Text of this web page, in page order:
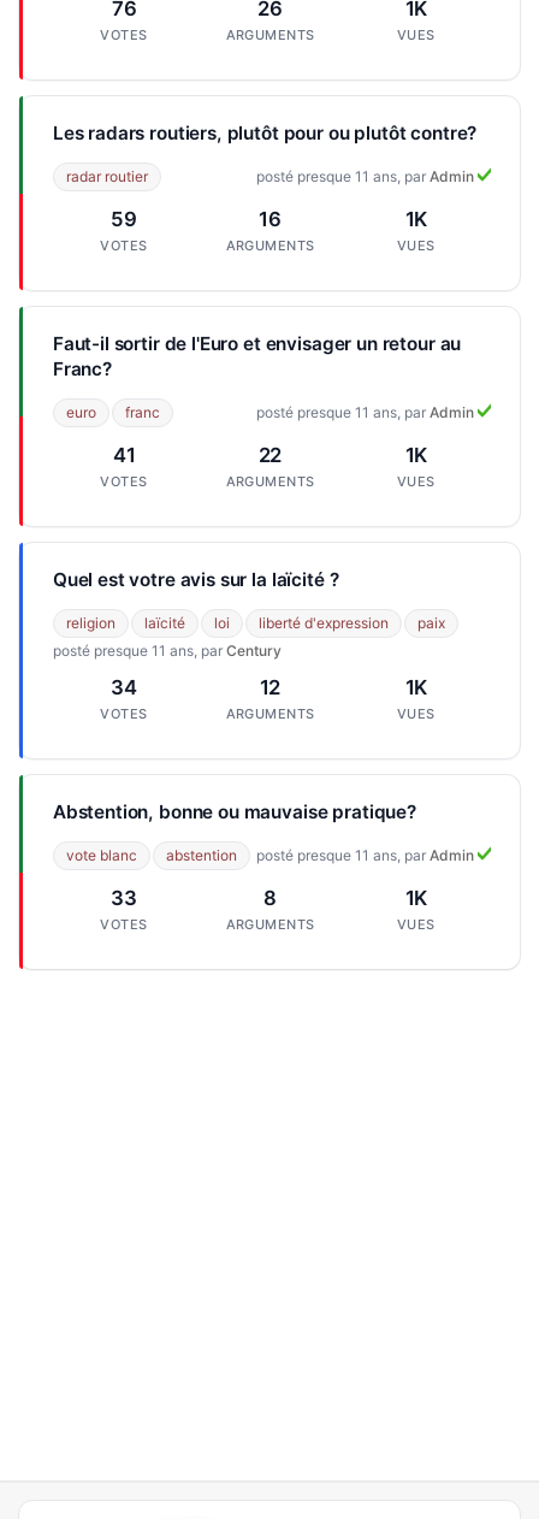
76
VOTES
26
ARGUMENTS
1K
VUES
59
VOTES
16
ARGUMENTS
1K
VUES
Les radars routiers, plutôt pour ou plutôt contre?
radar routier posté presque 11 ans, parAdmin
41
VOTES
22
ARGUMENTS
1K
VUES
Faut-il sortir de l'Euro et envisager un retour au
Franc?
euro franc posté presque 11 ans, parAdmin
34
VOTES
12
ARGUMENTS
1K
VUES
Quel est votre avis sur la laïcité ?
religion laïcité loi liberté d'expression
paix
posté presque 11 ans, par Century
33
VOTES
8
ARGUMENTS
1K
VUES
Abstention, bonne ou mauvaise pratique?
vote blanc abstention posté presque 11 ans, parAdmin